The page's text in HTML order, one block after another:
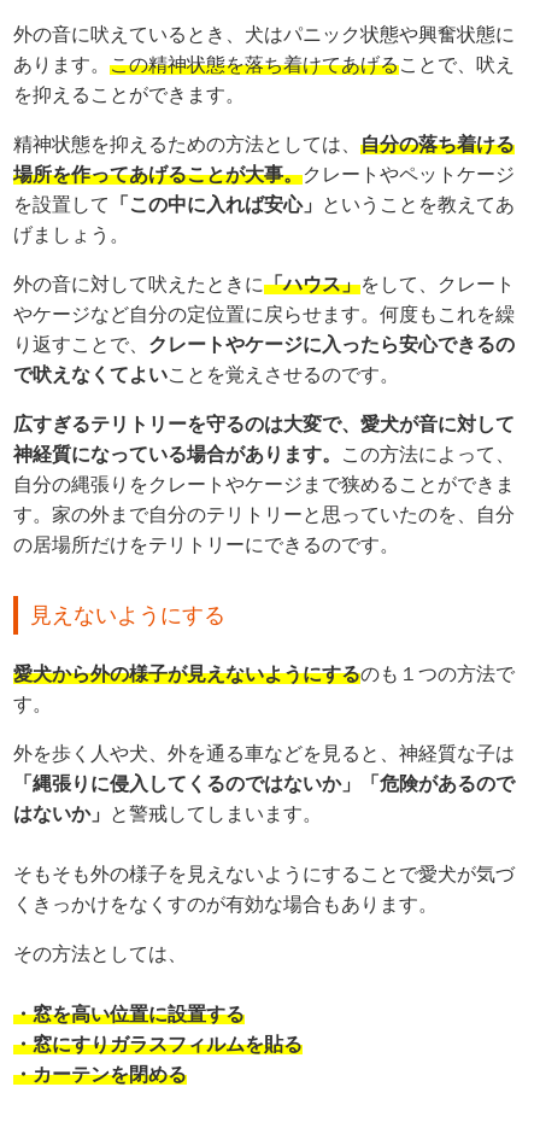
外の音に吠えているとき、犬はパニック状態や興奮状態に
あります。この精神状態を落ち着けてあげることで、吠え
を抑えることができます。
精神状態を抑えるための方法としては、自分の落ち着ける
場所を作ってあげることが大事。クレートやペットケージ
を設置して
「この中に入れば安心」
ということを教えてあ
げましょう。
外の音に対して吠えたときに「ハウス」をして、クレート
やケージなど自分の定位置に戻らせます。何度もこれを繰
り返すことで、 クレートやケージに入ったら安心できるの
で吠えなくてよいことを覚えさせるのです。
広すぎるテリトリーを守るのは大変で、愛犬が音に対して
神経質になっている場合があります。
この方法によって、
自分の縄張りをクレートやケージまで狭めることができま
す。家の外まで自分のテリトリーと思っていたのを、自分
の居場所だけをテリトリーにできるのです。
見えないようにする
愛犬から外の様子が見えないようにするのも１つの方法で
す。
外を歩く人や犬、外を通る車などを見ると、神経質な子は
「縄張りに侵入してくるのではないか」「危険があるので
はないか」
と警戒してしまいます。
そもそも外の様子を見えないようにすることで愛犬が気づ
くきっかけをなくすのが有効な場合もあります。
その方法としては、
・窓を高い位置に設置する
・窓にすりガラスフィルムを貼る
・カーテンを閉める